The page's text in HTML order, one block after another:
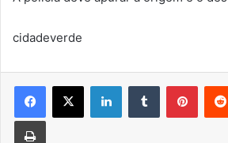
cidadeverde
LinkedinTumblr
Imprimir